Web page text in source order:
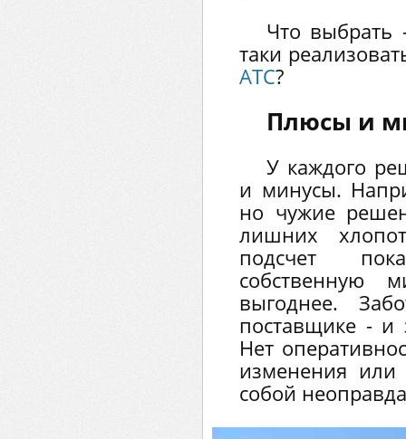
Что выбрать
таки
АТС?
Плюсы и
У каждого
и минусы.
но чужие
лишних
подсчет
собственную
выгоднее.
поставщике - и
Нет
изменения или
собой